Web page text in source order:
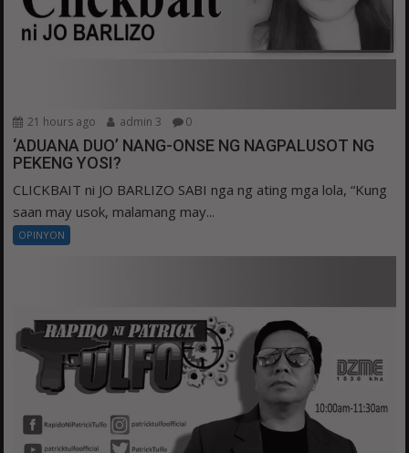
21 hours ago admin 3 0
‘ADUANA DUO’ NANG-ONSE NG NAGPALUSOT NG
PEKENG YOSI?
CLICKBAIT ni JO BARLIZO SABI nga ng ating mga lola, “Kung
saan may usok, malamang may...
OPINYON